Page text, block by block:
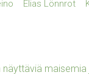
Elias Lönnrot
näyttäviä